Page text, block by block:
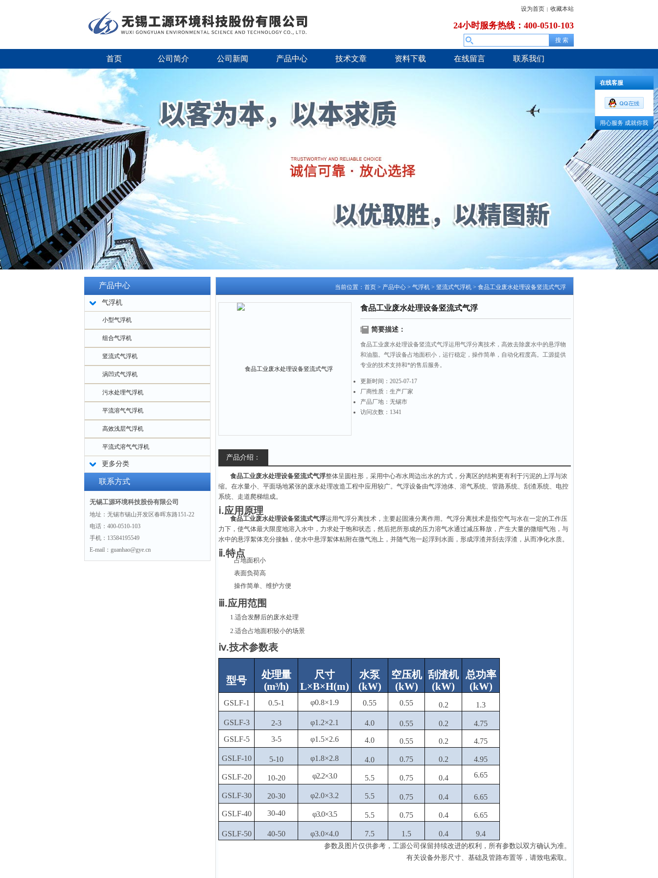
设为首页 | 收藏本站
24小时服务热线：400-0510-103
首页 公司简介 公司新闻 产品中心 技术文章 资料下载 在线留言 联系我们
产品中心
气浮机
小型气浮机
组合气浮机
竖流式气浮机
涡凹式气浮机
污水处理气浮机
平流溶气气浮机
高效浅层气浮机
平流式溶气气浮机
更多分类
联系方式
无锡工源环境科技股份有限公司
地址：无锡市锡山开发区春晖东路151-22
电话：400-0510-103
手机：13584195549
E-mail：guanhao@gye.cn
当前位置： 首页 > 产品中心 > 气浮机 > 竖流式气浮机 > 食品工业废水处理设备竖流式气浮
食品工业废水处理设备竖流式气浮
简要描述：
食品工业废水处理设备竖流式气浮运用气浮分离技术，高效去除废水中的悬浮物
和油脂。气浮设备占地面积小，运行稳定，操作简单，自动化程度高。工源提供
专业的技术支持和*的售后服务。
更新时间： 2025-07-17
厂商性质： 生产厂家
产品厂地： 无锡市
访问次数： 1341
产品介绍：
食品工业废水处理设备竖流式气浮整体呈圆柱形，采用中心布水周边出水的方式，分离区的结构更有利于污泥的上浮与浓
缩。在水量小、平面场地紧张的废水处理改造工程中应用较广。气浮设备由气浮池体、溶气系统、管路系统、刮渣系统、电控
系统、走道爬梯组成。
ⅰ.应用原理
食品工业废水处理设备竖流式气浮运用气浮分离技术，主要起固液分离作用。气浮分离技术是指空气与水在一定的工作压
力下，使气体最大限度地溶入水中，力求处于饱和状态，然后把所形成的压力溶气水通过减压释放，产生大量的微细气泡，与
水中的悬浮絮体充分接触，使水中悬浮絮体粘附在微气泡上，并随气泡一起浮到水面，形成浮渣并刮去浮渣，从而净化水质。
ⅱ.特点
占地面积小
表面负荷高
操作简单、维护方便
ⅲ.应用范围
1.适合发酵后的废水处理
2.适合占地面积较小的场景
ⅳ.技术参数表
型号 处理量
(m³/h)
尺寸
L×B×H(m)
水泵
(kW)
空压机
(kW)
刮渣机
(kW)
总功率
(kW)
GSLF-1 0.5-1 φ0.8×1.9 0.55 0.55 0.2 1.3
GSLF-3 2-3 φ1.2×2.1 4.0 0.55 0.2
4.75
GSLF-5
3-5 φ1.5×2.6 4.0 0.55 0.2 4.75
GSLF-10 5-10 φ1.8×2.8 4.0 0.75 0.2 4.95
GSLF-20 10-20 φ2.2×3.0 5.5 0.75 0.4 6.65
GSLF-30 20-30 φ2.0×3.2 5.5 0.75 0.4
6.65
GSLF-40
30-40 φ3.0×3.5 5.5 0.75 0.4 6.65
GSLF-50 40-50 φ3.0×4.0 7.5 1.5 0.4 9.4
参数及图片仅供参考 ， 工源公司保留持续改进的权利 ， 所有参数以双方确认为准。
有关设备外形尺寸、基础及管路布置等，请致电索取。
在线客服
用心服务 成就你我